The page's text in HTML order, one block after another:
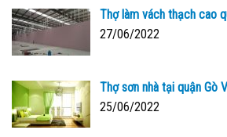
Thợ làm vách thạch cao
27/06/2022
Thợ sơn nhà tại quận Gò
25/06/2022